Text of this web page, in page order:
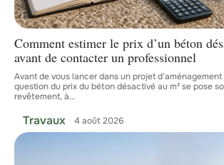
Comment estimer le prix d’un béton
avant de contacter un professionnel
Avant de vous lancer dans un projet d’aménagement
question du prix du béton désactivé au m² se pose
revêtement, à…
Travaux 4 août 2026